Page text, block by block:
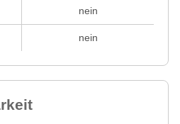
nein
nein